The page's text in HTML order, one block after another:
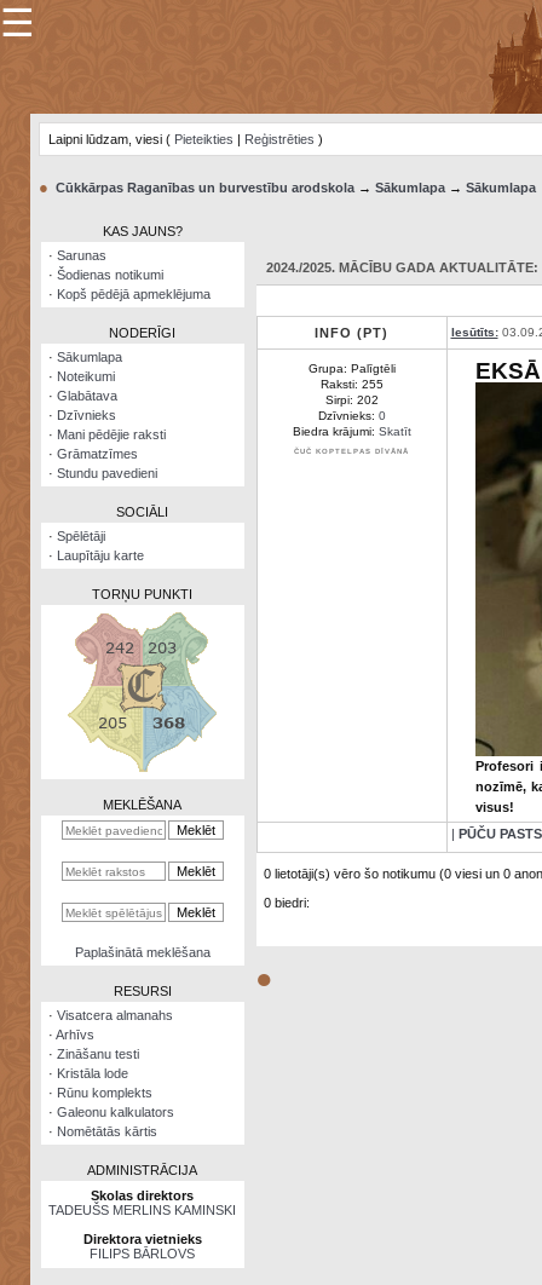
×
Šodienas
notikumi
Visatcera
almanahs
Arhīvs
Zināšanu
kalkulators
Nomētātās
☰
Laipni lūdzam, viesi ( Pieteikties | Reģistrēties )
● Cūkkārpas Raganības un burvestību arodskola→ Sākumlapa→ Sākumlapa
KAS JAUNS?
· Sarunas
· Šodienas notikumi
· Kopš pēdējā apmeklējuma
NODERĪGI
· Sākumlapa
· Noteikumi
· Glabātava
· Dzīvnieks
· Mani pēdējie raksti
· Grāmatzīmes
· Stundu pavedieni
SOCIĀLI
· Spēlētāji
· Laupītāju karte
TORŅU PUNKTI
MEKLĒŠANA
Paplašinātā meklēšana
RESURSI
· Visatcera almanahs
· Arhīvs
· Zināšanu testi
· Kristāla lode
· Rūnu komplekts
· Galeonu kalkulators
· Nomētātās kārtis
ADMINISTRĀCIJA
Skolas direktors
TADEUŠS MERLINS KAMINSKI
Direktora vietnieks
FILIPS BĀRLOVS
2024./2025. MĀCĪBU GADA AKTUALITĀTE:
INFO (PT) Iesūtīts:
Grupa: Palīgtēli
Raksti: 255
Sirpi: 202
Dzīvnieks: 0
Biedra krājumi: Skatīt
ČUČ KOPTELPAS DĪVĀNĀ
Profesori
nozīmē,
visus!
| PŪČU PASTS
0 lietotāji(s) vēro šo notikumu (0 viesi un 0
0 biedri:
●